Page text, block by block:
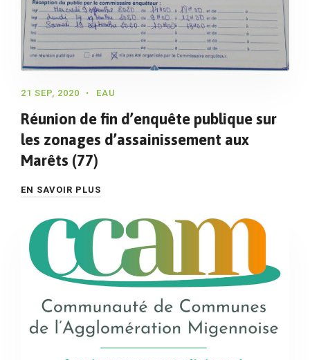
21 SEP, 2020 EAU
Réunion de fin d’enquête publique sur
les zonages d’assainissement aux
Marêts (77)
EN SAVOIR PLUS